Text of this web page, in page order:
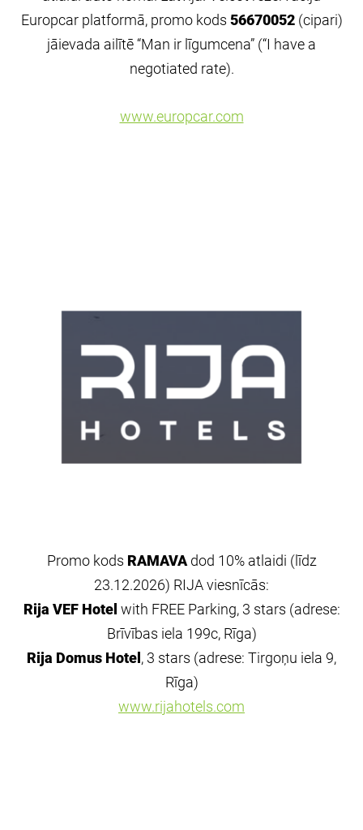
Europcarplatformā, promokods 56670052(cipari)
jāievada ailītē “Man ir līgumcena” (“I have a
negotiated rate).
www.europcar.com
Promokods RAMAVAdod 10% atlaidi (līdz
23.12.2026) RIJAviesnīcās:
Rija VEF Hotel with FREE Parking, 3 stars (adrese:
Brīvības iela 199c, Rīga)
Rija Domus Hotel, 3 stars (adrese: Tirgoņu iela 9,
Rīga)
www.rijahotels.com